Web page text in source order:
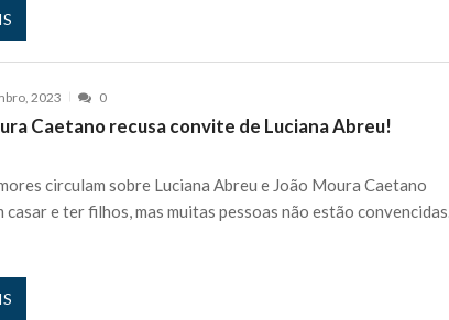
2023 0
Caetano recusa convite de Luciana Abreu!
circulam sobre Luciana Abreu e João Moura Caetano
casar e ter filhos, mas muitas pessoas não estão